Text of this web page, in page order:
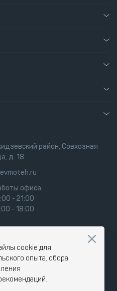
район, Совхозная
д. 18
офиса
- 21:00
- 18:00
cookie для
опыта, сбора